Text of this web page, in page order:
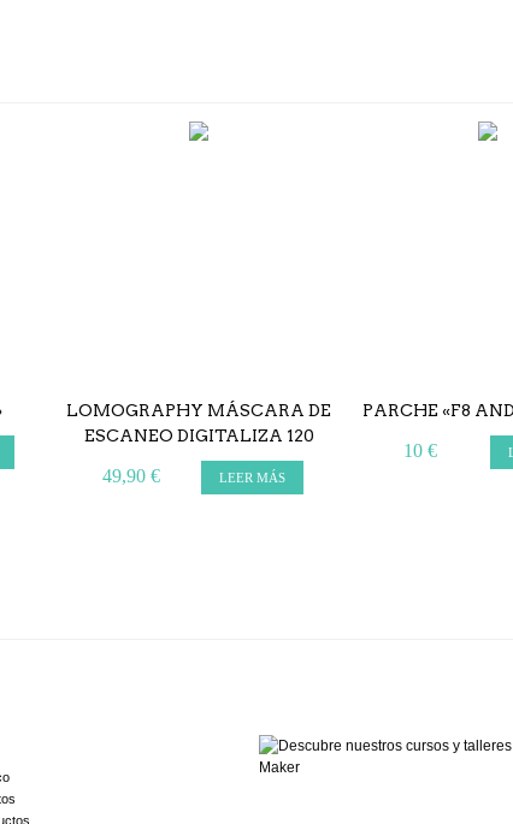
LOMOGRAPHY MÁSCARA DE
ESCANEO DIGITALIZA 120
49,90 € LEER MÁS
PARCHE «F8
10 €